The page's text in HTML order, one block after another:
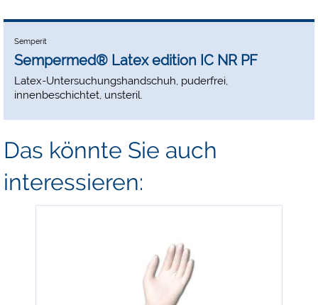
Semperit
Sempermed® Latex edition IC NR PF
Latex-Untersuchungshandschuh, puderfrei,
innenbeschichtet, unsteril.
Das könnte Sie auch
interessieren: